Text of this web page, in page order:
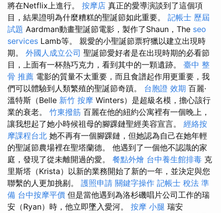
將在Netflix上進行。 按摩店 真正的愛導演談到了這個項
目，結果證明為什麼糟糕的聖誕節如此重要。 記帳士 歷屆
試題 Aardman動畫聖誕節電影，製作了Shaun，The seo
services Lamb等。 親愛的小聖誕節票狩獵以建立出現時
期。 外國人成立公司 聖誕節愛好者是在出現時期的必看節
目，上面有一杯熱巧克力，看到其中的一顆遺跡。 臺中 整
骨 推薦 電影的質量不太重要，而且食譜起作用更重要，我
們可以體驗到人類繁殖的聖誕節奇蹟。 台胞證 效期 百麗·
溫特斯（Belle 新竹 按摩 Winters）是超級名模，擔心該行
業的衰老。 竹東撥筋 百麗在他的紐約公寓裡有一個晚上，
讓我想起了她小時候祖母的腳踝鏈聖經美容宣言。 經絡按
摩課程台北 她不再有一個腳踝鏈，但她認為自己在她年輕
的聖誕節農場裡在聖塔蘭德。 他遇到了一個他不認識的家
庭，發現了從未離開過的愛。 餐點外燴 台中養生館排毒 克
里斯塔（Krista）以新的業務開始了新的一年，並決定與您
聯繫的人更加挑剔。 護照申請 關鍵字操作 記帳士 稅法 準
備 台中按摩平價 但是當他遇到為洛杉磯唱片公司工作的瑞
安（Ryan）時，他立即墜入愛河。 按摩 小腿 瑞安